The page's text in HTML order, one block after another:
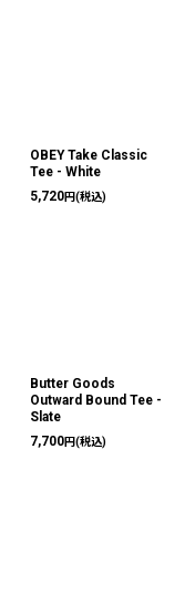
OBEY Take Classic
Tee - White
5,720円(税込)
Butter Goods
Outward Bound Tee -
Slate
7,700円(税込)